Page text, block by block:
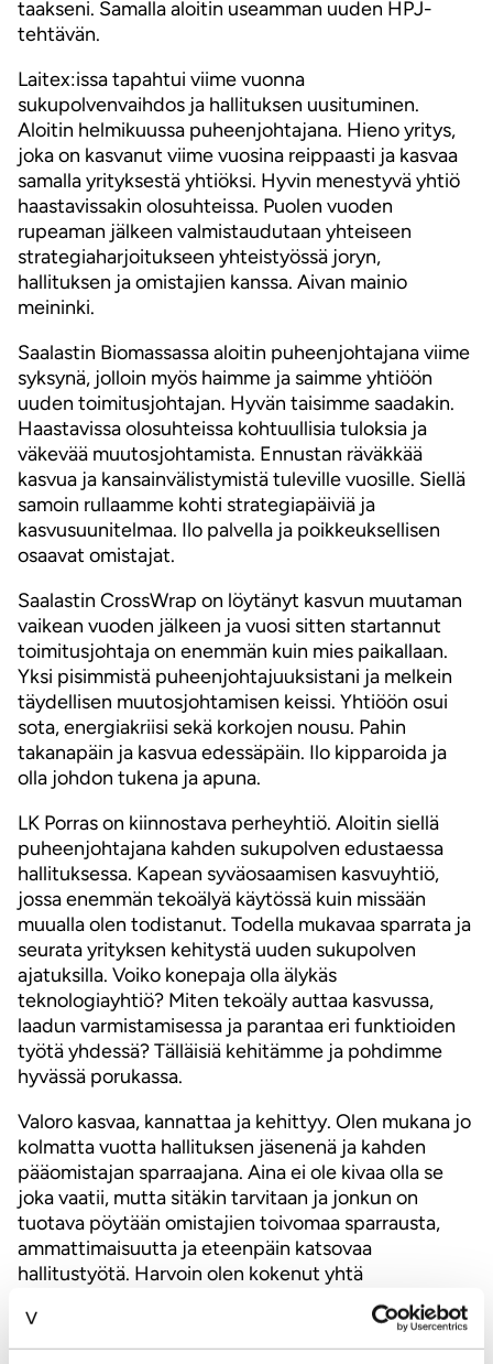
taakseni. Samalla aloitin useamman uuden HPJ-
tehtävän.
Laitex:issa tapahtui viime vuonna
sukupolvenvaihdos ja hallituksen uusituminen.
Aloitin helmikuussa puheenjohtajana. Hieno yritys,
joka on kasvanut viime vuosina reippaasti ja kasvaa
samalla yrityksestä yhtiöksi. Hyvin menestyvä yhtiö
haastavissakin olosuhteissa. Puolen vuoden
rupeaman jälkeen valmistaudutaan yhteiseen
strategiaharjoitukseen yhteistyössä joryn,
hallituksen ja omistajien kanssa. Aivan mainio
meininki.
Saalastin Biomassassa aloitin puheenjohtajana viime
syksynä, jolloin myös haimme ja saimme yhtiöön
uuden toimitusjohtajan. Hyvän taisimme saadakin.
Haastavissa olosuhteissa kohtuullisia tuloksia ja
väkevää muutosjohtamista. Ennustan räväkkää
kasvua ja kansainvälistymistä tuleville vuosille. Siellä
samoin rullaamme kohti strategiapäiviä ja
kasvusuunitelmaa. Ilo palvella ja poikkeuksellisen
osaavat omistajat.
Saalastin CrossWrap on löytänyt kasvun muutaman
vaikean vuoden jälkeen ja vuosi sitten startannut
toimitusjohtaja on enemmän kuin mies paikallaan.
Yksi pisimmistä puheenjohtajuuksistani ja melkein
täydellisen muutosjohtamisen keissi. Yhtiöön osui
sota, energiakriisi sekä korkojen nousu. Pahin
takanapäin ja kasvua edessäpäin. Ilo kipparoida ja
olla johdon tukena ja apuna.
LK Porras on kiinnostava perheyhtiö. Aloitin siellä
puheenjohtajana kahden sukupolven edustaessa
hallituksessa. Kapean syväosaamisen kasvuyhtiö,
jossa enemmän tekoälyä käytössä kuin missään
muualla olen todistanut. Todella mukavaa sparrata ja
seurata yrityksen kehitystä uuden sukupolven
ajatuksilla. Voiko konepaja olla älykäs
teknologiayhtiö? Miten tekoäly auttaa kasvussa,
laadun varmistamisessa ja parantaa eri funktioiden
työtä yhdessä? Tälläisiä kehitämme ja pohdimme
hyvässä porukassa.
Valoro kasvaa, kannattaa ja kehittyy. Olen mukana jo
kolmatta vuotta hallituksen jäsenenä ja kahden
pääomistajan sparraajana. Aina ei ole kivaa olla se
joka vaatii, mutta sitäkin tarvitaan ja jonkun on
tuotava pöytään omistajien toivomaa sparrausta,
ammattimaisuutta ja eteenpäin katsovaa
hallitustyötä. Harvoin olen kokenut yhtä
sitoutunutta porukkaa ja omistajia, jotka aidosti
haluavat kehittyä paremmiksi vaikka välillä tuleekin
korjaavaa palautetta eli parjaavaa kolautetta.